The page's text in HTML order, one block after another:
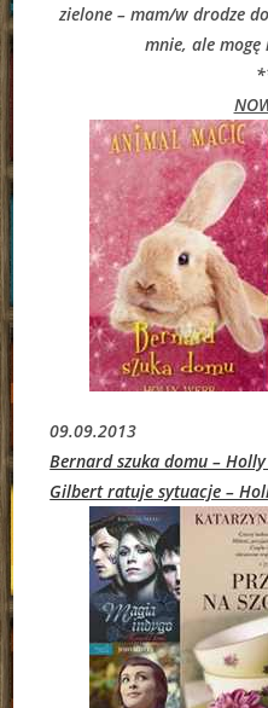
zielone – mam/w drodze
mnie, ale mogę
09.09.2013
Bernard szuka domu –
Gilbert ratuje sytuacje –